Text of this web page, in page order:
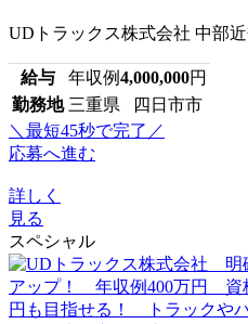
UDトラックス株式会社 中部
給与 年収例4,000,000円
勤務地 三重県 四日市市
＼最短45秒で完了／
応募へ進む
詳しく
見る
スペシャル